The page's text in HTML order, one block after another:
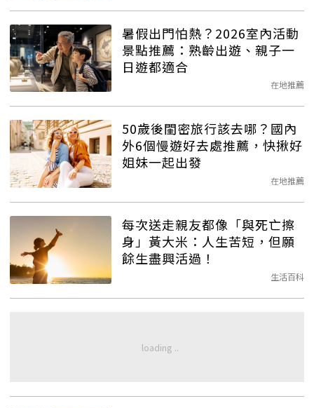
暑假出門怕熱？2026室內活動
景點推薦：熟齡出遊、親子一
日遊都適合
在地推薦
50歲後閨密旅行該去哪？國內
外6個慢遊好去處推薦，快揪好
姐妹一起出發
在地推薦
每次送走親友都像「與死亡擦
身」黃大米：人生苦短，但願
餘生盡興活過！
生活百科